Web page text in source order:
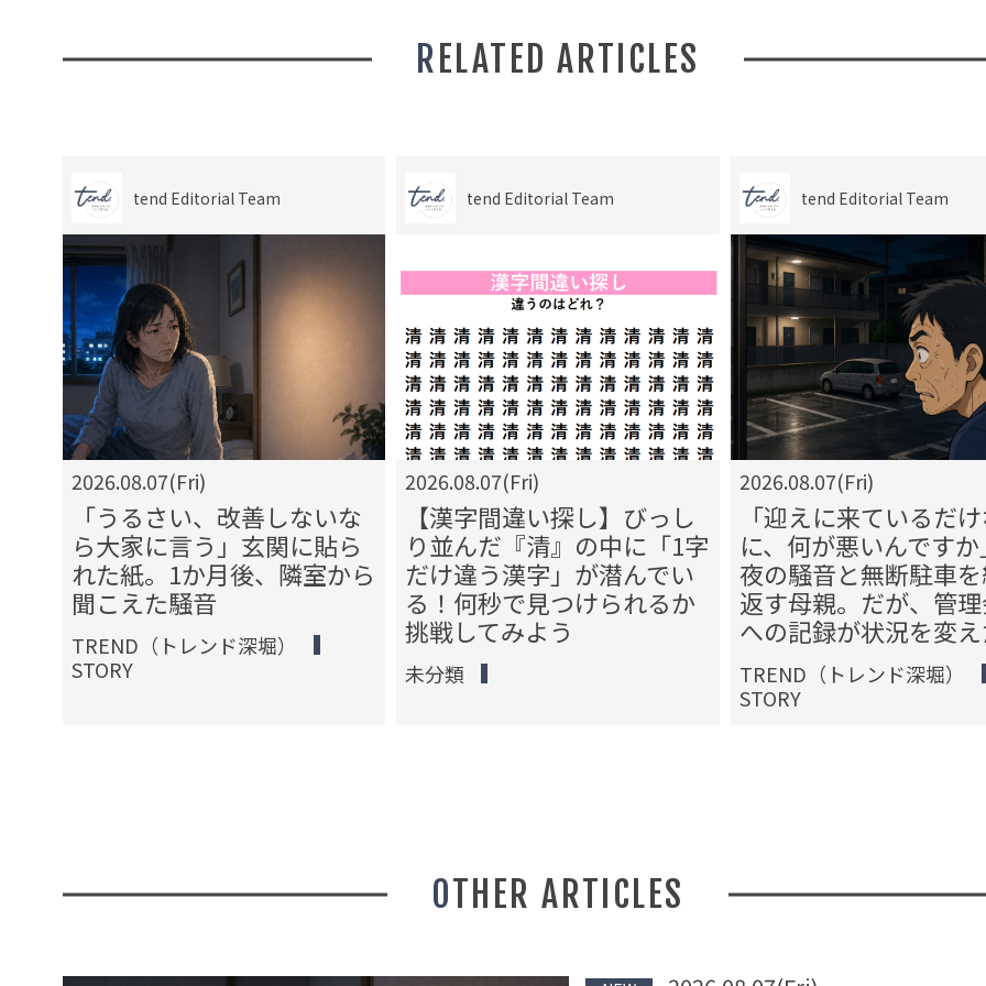
RELATED ARTICLES
tend Editorial Team
2026.08.07(Fri)
「うるさい、改善しないな
ら大家に言う」玄関に貼ら
れた紙。1か月後、隣室から
聞こえた騒音
TREND（トレンド深堀）
STORY
tend Editorial Team
2026.08.07(Fri)
【漢字間違い探し】びっし
り並んだ『清』の中に「1字
だけ違う漢字」が潜んでい
る！何秒で見つけられるか
挑戦してみよう
未分類
tend Editorial Team
2026.08.07(Fri)
「迎えに来ているだ
に、何が悪いんです
夜の騒音と無断駐車を
返す母親。だが、管
への記録が状況を変
TREND（トレンド深堀）
STORY
OTHER ARTICLES